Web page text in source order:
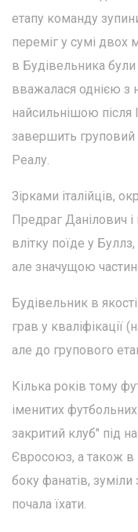
етапу команду
переміг у сумі двох
в Будівельника були
вважалася однією з
найсильнішою після
завершить груповий
Реалу.
Зірками італійців,
Предраг Данілович і
влітку поїде у
але значущою
Будівельник в
грав у кваліфікації
але до групового
Кілька років тому
іменитих
закритий клуб" під
Євросоюз, а також в
боку фанатів,
почала їхати.